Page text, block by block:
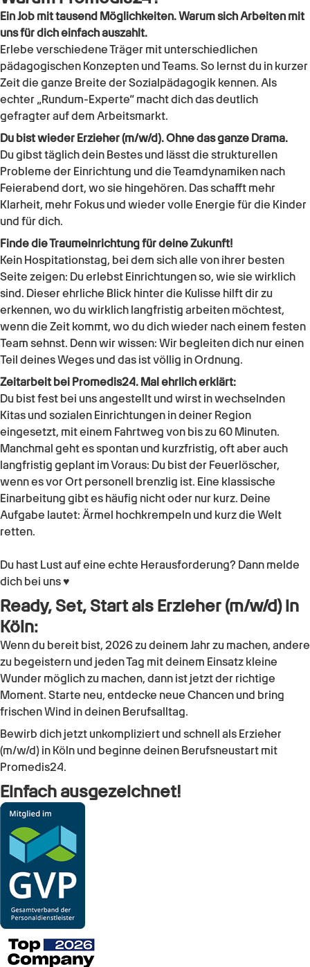
Ein Job mit tausend Möglichkeiten. Warum sich Arbeiten mit
uns für dich einfach auszahlt.
Erlebe verschiedene Träger mit unterschiedlichen
pädagogischen Konzepten und Teams. So lernst du in kurzer
Zeit die ganze Breite der Sozialpädagogik kennen. Als
echter „Rundum-Experte“ macht dich das deutlich
gefragter auf dem Arbeitsmarkt.
Du bist wieder Erzieher (m/w/d). Ohne das ganze Drama.
Du gibst täglich dein Bestes und lässt die strukturellen
Probleme der Einrichtung und die Teamdynamiken nach
Feierabend dort, wo sie hingehören. Das schafft mehr
Klarheit, mehr Fokus und wieder volle Energie für die Kinder
und für dich.
Finde die Traumeinrichtung für deine Zukunft!
Kein Hospitationstag, bei dem sich alle von ihrer besten
Seite zeigen: Du erlebst Einrichtungen so, wie sie wirklich
sind. Dieser ehrliche Blick hinter die Kulisse hilft dir zu
erkennen, wo du wirklich langfristig arbeiten möchtest,
wenn die Zeit kommt, wo du dich wieder nach einem festen
Team sehnst. Denn wir wissen: Wir begleiten dich nur einen
Teil deines Weges und das ist völlig in Ordnung.
Zeitarbeit bei Promedis24. Mal ehrlich erklärt:
Du bist fest bei uns angestellt und wirst in wechselnden
Kitas und sozialen Einrichtungen in deiner Region
eingesetzt, mit einem Fahrtweg von bis zu 60 Minuten.
Manchmal geht es spontan und kurzfristig, oft aber auch
langfristig geplant im Voraus: Du bist der Feuerlöscher,
wenn es vor Ort personell brenzlig ist. Eine klassische
Einarbeitung gibt es häufig nicht oder nur kurz. Deine
Aufgabe lautet: Ärmel hochkrempeln und kurz die Welt
retten.
Du hast Lust auf eine echte Herausforderung? Dann melde
dich bei uns ♥
Ready, Set, Start als Erzieher (m/w/d) in
Köln:
Wenn du bereit bist, 2026 zu deinem Jahr zu machen, andere
zu begeistern und jeden Tag mit deinem Einsatz kleine
Wunder möglich zu machen, dann ist jetzt der richtige
Moment. Starte neu, entdecke neue Chancen und bring
frischen Wind in deinen Berufsalltag.
Bewirb dich jetzt unkompliziert und schnell als Erzieher
(m/w/d) in Köln und beginne deinen Berufsneustart mit
Promedis24.
Einfach ausgezeichnet!